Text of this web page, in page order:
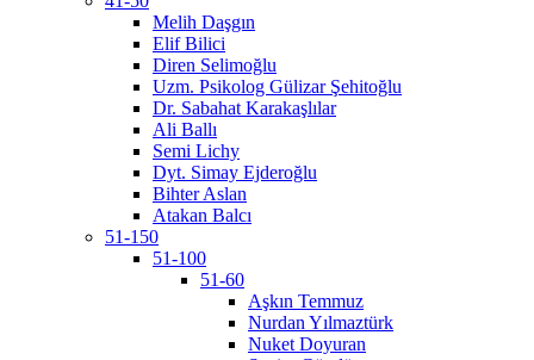
Melih Daşgın
Elif Bilici
Diren Selimoğlu
Uzm. Psikolog Gülizar Şehitoğlu
Dr. Sabahat Karakaşlılar
Ali Ballı
Semi Lichy
Dyt. Simay Ejderoğlu
Bihter Aslan
Atakan Balcı
51-150
51-100
51-60
Aşkın Temmuz
Nurdan Yılmaztürk
Nuket Doyuran